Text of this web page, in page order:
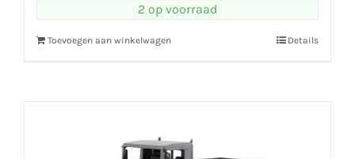
2 op voorraad
Toevoegen aan winkelwagen Details